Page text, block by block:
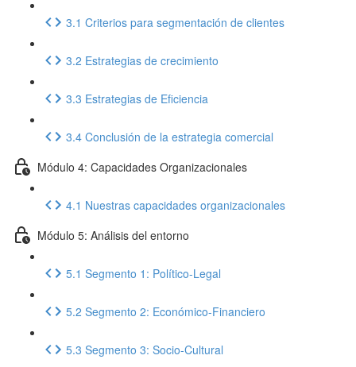
3.1 Criterios para segmentación de clientes
3.2 Estrategias de crecimiento
3.3 Estrategias de Eficiencia
3.4 Conclusión de la estrategia comercial
Módulo 4: Capacidades Organizacionales
4.1 Nuestras capacidades organizacionales
Módulo 5: Análisis del entorno
5.1 Segmento 1: Político-Legal
5.2 Segmento 2: Económico-Financiero
5.3 Segmento 3: Socio-Cultural